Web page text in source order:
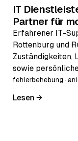
IT
Partner für
Erfahrener IT-
Rottenburg und
Zuständigkeiten,
sowie
fehlerbehebung ·
Lesen →